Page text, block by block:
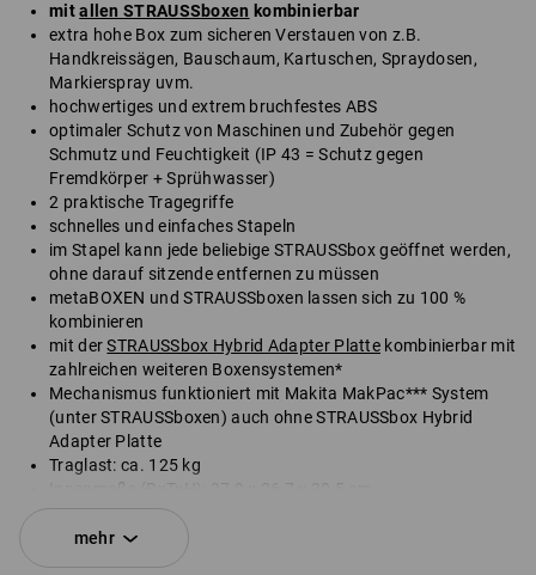
mitallen STRAUSSboxen kombinierbar
extra hohe Box zum sicheren Verstauen von z.B.
Handkreissägen, Bauschaum, Kartuschen, Spraydosen,
Markierspray uvm.
hochwertiges und extrem bruchfestes ABS
optimaler Schutz von Maschinen und Zubehör gegen
Schmutz und Feuchtigkeit (IP 43 = Schutz gegen
Fremdkörper + Sprühwasser)
2 praktische Tragegriffe
schnelles und einfaches Stapeln
im Stapel kann jede beliebige STRAUSSbox geöffnet werden,
ohne darauf sitzende entfernen zu müssen
metaBOXEN und STRAUSSboxen lassen sich zu 100 %
kombinieren
mit derSTRAUSSbox Hybrid Adapter Platte kombinierbar mit
zahlreichen weiteren Boxensystemen*
Mechanismus funktioniert mit Makita MakPac*** System
(unter STRAUSSboxen) auch ohne STRAUSSbox Hybrid
Adapter Platte
Traglast: ca. 125 kg
Innenmaße (BxTxH): 37,9 x 26,7 x 30,5 cm
Außenmaße (BxTxH): 39,6 x 29,6 x 34,0 cm
*Nicht im Lieferumfang enthalten.
mehr